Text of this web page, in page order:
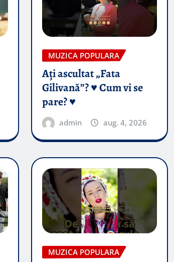
MUZICA POPULARA
Ați ascultat „Fata
Gilivană”? ♥️ Cum vi se
pare? ♥️
admin aug. 4, 2026
MUZICA POPULARA